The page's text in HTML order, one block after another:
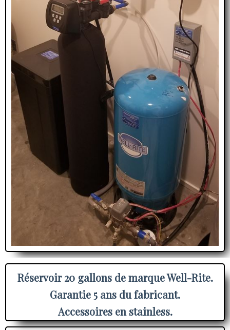
Réservoir 20 gallons de marque Well-Rite.
Garantie 5 ans du fabricant.
Accessoires en stainless.